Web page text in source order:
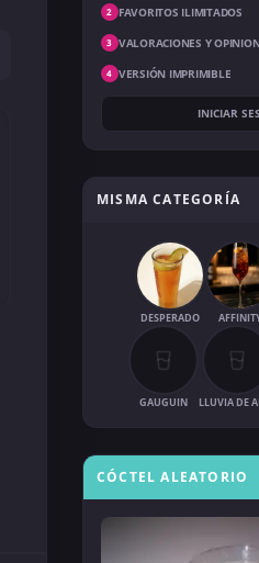
2 FAVORITOS ILIMITADOS
3 VALORACIONES Y
4 VERSIÓN IMPRIMIBLE
INICIAR
MISMA CATEGORÍA
DESPERADO
GAUGUIN
CÓCTEL ALEATORIO